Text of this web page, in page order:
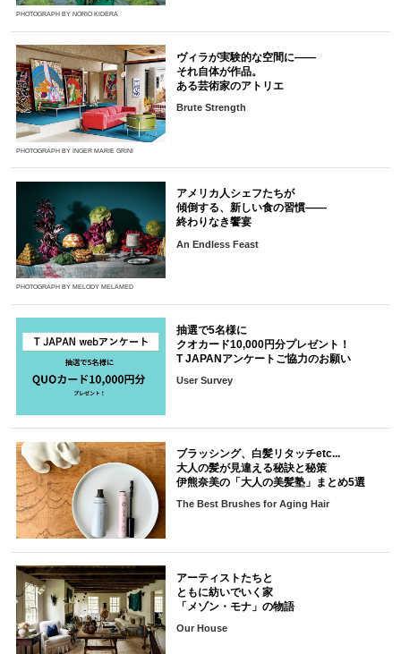
PHOTOGRAPH BY NORIO KIDERA
PHOTOGRAPH BY INGER MARIE GRINI
ヴィラが実験的な空間に――
それ自体が作品。
ある芸術家のアトリエ
Brute Strength
PHOTOGRAPH BY MELODY MELAMED
アメリカ人シェフたちが
傾倒する、新しい食の習慣――
終わりなき饗宴
An Endless Feast
抽選で5名様に
クオカード10,000円分プレゼント！
T JAPANアンケートご協力のお願い
User Survey
ブラッシング、白髪リタッチetc...
大人の髪が見違える秘訣と秘策
伊熊奈美の「大人の美髪塾」まとめ5選
The Best Brushes for Aging Hair
アーティストたちと
ともに紡いでいく家
「メゾン・モナ」の物語
Our House